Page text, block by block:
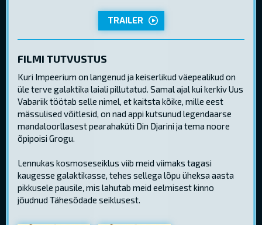
TRAILER
FILMI TUTVUSTUS
Kuri Impeerium on langenud ja keiserlikud väepealikud on
üle terve galaktika laiali pillutatud. Samal ajal kui kerkiv Uus
Vabariik töötab selle nimel, et kaitsta kõike, mille eest
mässulised võitlesid, on nad appi kutsunud legendaarse
mandaloorllasest pearahaküti Din Djarini ja tema noore
õpipoisi Grogu.
Lennukas kosmoseseiklus viib meid viimaks tagasi
kaugesse galaktikasse, tehes sellega lõpu üheksa aasta
pikkusele pausile, mis lahutab meid eelmisest kinno
jõudnud Tähesõdade seiklusest.